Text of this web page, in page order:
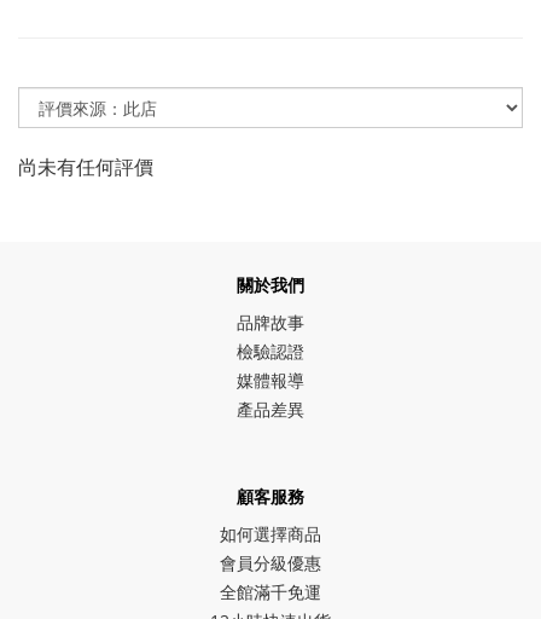
尚未有任何評價
關於我們
品牌故事
檢驗認證
媒體報導
產品差異
顧客服務
如何選擇商品
會員分級優惠
全館滿千免運